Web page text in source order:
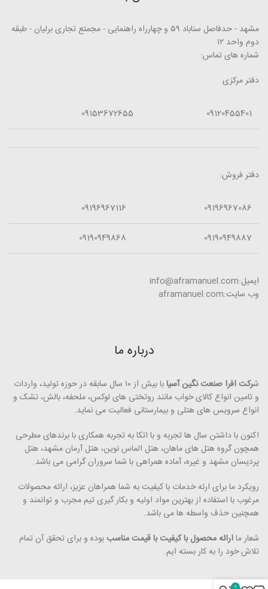
مشهد - حدفاصل سناباد ۵۹ و چهارراه راهنمایی - مجمتع تجاری برلیان - طبقه
دوم واحد ۱۲
شماره های تماس:
دفتر مرکزی
09120455401
09153672655
دفتر فروش:
09196967086
09196967116
09190949887
09190949868
ایمیل:info@aframanuel.com
وب سایت:aframanuel.com
درباره ما
شرکت افرا صنعت نگین آسیا
با بیش از ۱۰ سال سابقه در حوزه تولید، واردات
و تامین انواع کالای خواب مانند روتختی­ های لوکس، ملحفه، بالش، تشک و
انواع سرویس های هتلی و بیمارستانی فعالیت می ­نماید.
اکنون با داشتن سال ها تجربه و با اتکا به تجربه همکاری با برندهای مطرحی
همچون گروه هتل­ های ماهان، هتل الماس نوین، هتل آرمان مشهد، هتل
پردیسان مشهد و غیره، آماده همراهی با شما سروران گرامی می ­باشد.
رویکرد ما برای ارئه خدمات با کیفیت به شما همراهان عزیز، ارائه محصولات
مرغوب با استفاده از بهترین مواد اولیه و بکار گیری تیم مجرب و توانمند و
همچنین حذف واسطه ­ها می ­­باشد.
شعار ماارائه محصول با کیفیت با قیمت مناسببوده و برای تحقق آن تمام
تلاش خود را به کار بسته ­ایم.
0